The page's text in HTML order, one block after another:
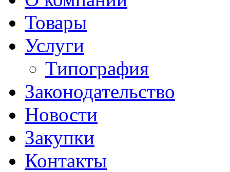
Товары
Услуги
Типография
Законодательство
Новости
Закупки
Контакты